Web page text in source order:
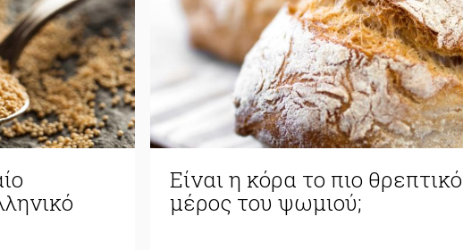
Είναι η κόρα το πιο θρεπτικό
μέρος του ψωμιού;